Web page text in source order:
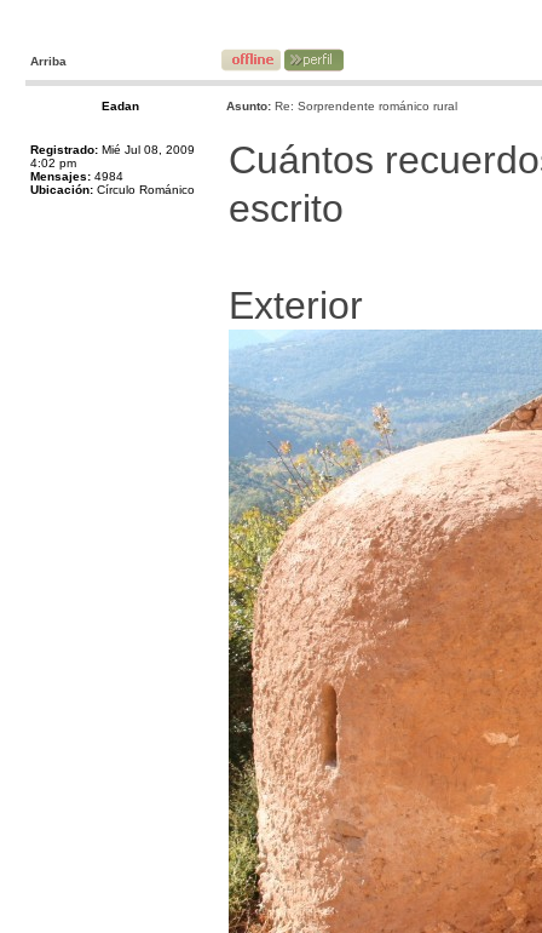
Arriba
Eadan Asunto: Re: Sorprendente románico rural
Registrado: Mié Jul 08, 2009
4:02 pm
Mensajes: 4984
Ubicación: Círculo Románico
Cuántos
escrito
Exterior